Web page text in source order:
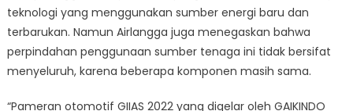
teknologi yang menggunakan sumber energi baru dan
terbarukan. Namun Airlangga juga menegaskan bahwa
perpindahan penggunaan sumber tenaga ini tidak bersifat
menyeluruh, karena beberapa komponen masih sama.
“Pameran otomotif GIIAS 2022 yang digelar oleh GAIKINDO